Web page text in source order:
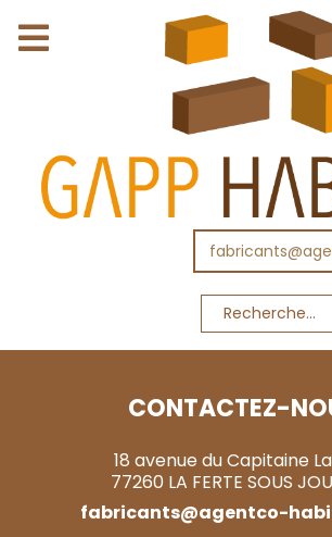
CONTACTEZ-
18 avenue du Capitaine
77260 LA FERTE SOUS
fabricants@agentco-